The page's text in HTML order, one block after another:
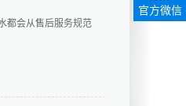
都会从售后服务规范
销售热线
官方微信